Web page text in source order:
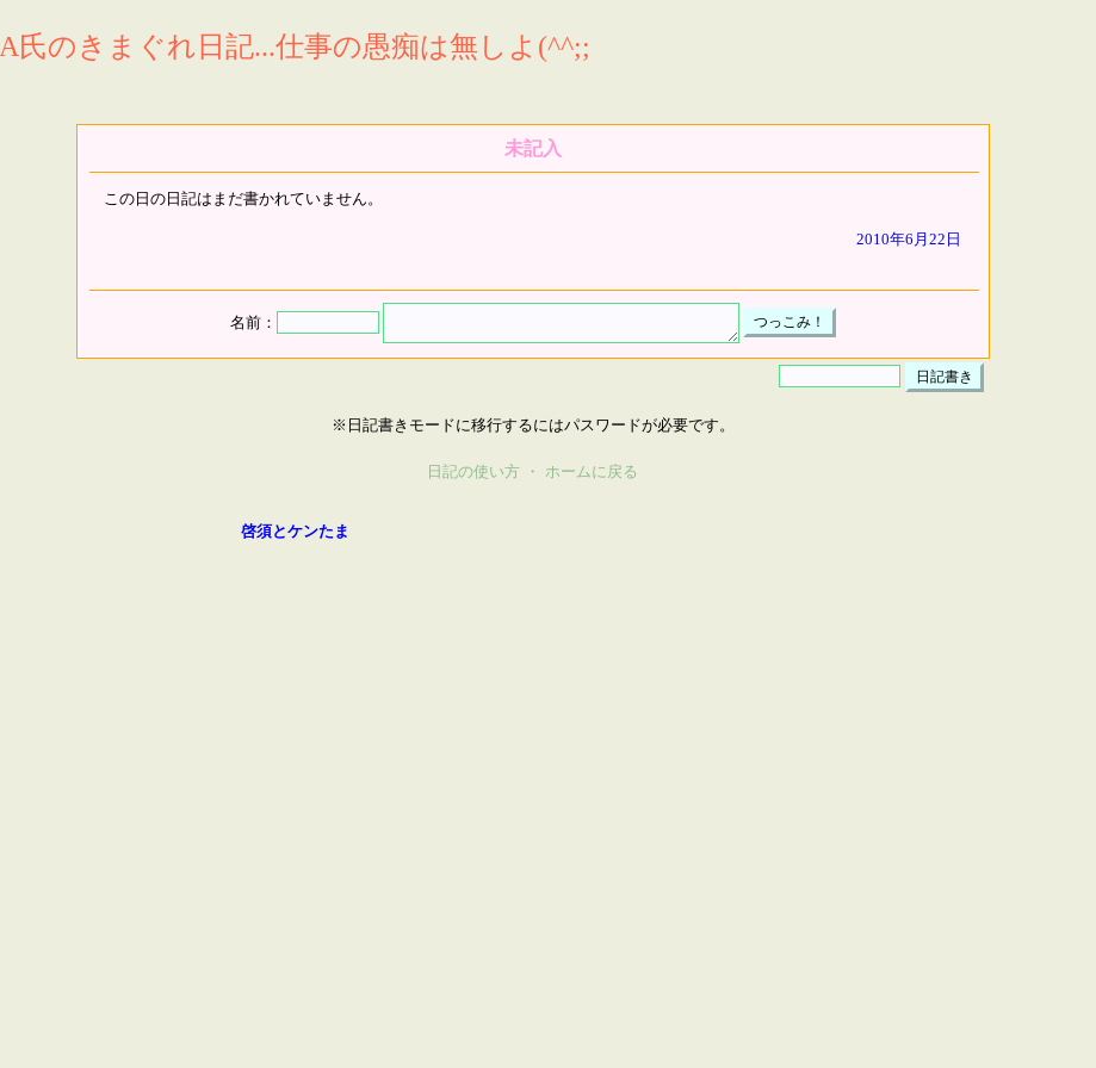
A氏のきまぐれ日記...仕事の愚痴は無しよ(^^;;
未記入
この日の日記はまだ書かれていません。
2010年6月22日
名前：
※日記書きモードに移行するにはパスワードが必要です。
日記の使い方 ・ ホームに戻る
啓須とケンたま